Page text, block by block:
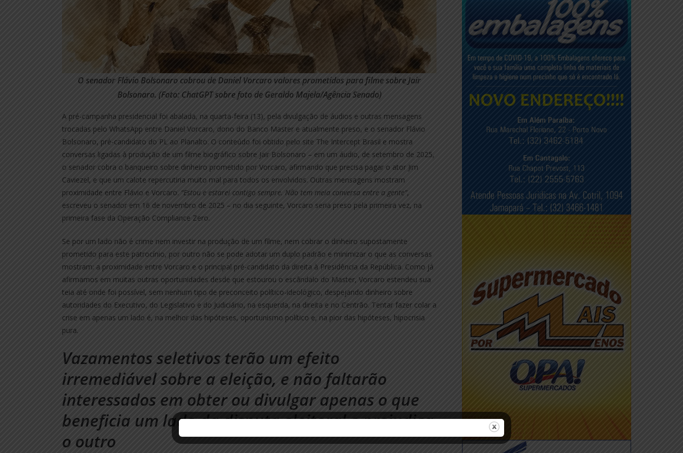
O senador Flávio Bolsonaro cobrou de Daniel Vorcaro valores prometidos para filme sobre Jair
Bolsonaro. (Foto: ChatGPT sobre foto de Geraldo Majela/Agência Senado)
A pré-campanha presidencial foi abalada, na quarta-feira (13), pela divulgação de áudios e outras mensagens
trocadas pelo WhatsApp entre Daniel Vorcaro, dono do Banco Master e atualmente preso, e o senador Flávio
Bolsonaro, pré-candidato do PL ao Planalto. O conteúdo foi obtido pelo site The Intercept Brasil e mostra
conversas ligadas à produção de um filme biográfico sobre Jair Bolsonaro – em um áudio, de setembro de 2025,
o senador cobra o banqueiro sobre dinheiro prometido por Vorcaro, afirmando que precisa pagar o ator Jim
Caviezel, e que um calote repercutiria muito mal para todos os envolvidos. Outras mensagens mostram
proximidade entre Flávio e Vorcaro. “Estou e estarei contigo sempre. Não tem meia conversa entre a gente”,
escreveu o senador em 16 de novembro de 2025 – no dia seguinte, Vorcaro seria preso pela primeira vez, na
primeira fase da Operação Compliance Zero.
Se por um lado não é crime nem investir na produção de um filme, nem cobrar o dinheiro supostamente
prometido para este patrocínio, por outro não se pode adotar um duplo padrão e minimizar o que as conversas
mostram: a proximidade entre Vorcaro e o principal pré-candidato da direita à Presidência da República. Como já
afirmamos em muitas outras oportunidades desde que estourou o escândalo do Master, Vorcaro estendeu sua
teia até onde foi possível, sem nenhum tipo de preconceito político-ideológico, despejando dinheiro sobre
autoridades do Executivo, do Legislativo e do Judiciário, na esquerda, na direita e no Centrão. Tentar fazer colar a
crise em apenas um lado é, na melhor das hipóteses, oportunismo político e, na pior das hipóteses, hipocrisia
pura.
Vazamentos seletivos terão um efeito
irremediável sobre a eleição, e não faltarão
interessados em obter ou divulgar apenas o que
beneficia um lado da disputa eleitoral e prejudica
o outro